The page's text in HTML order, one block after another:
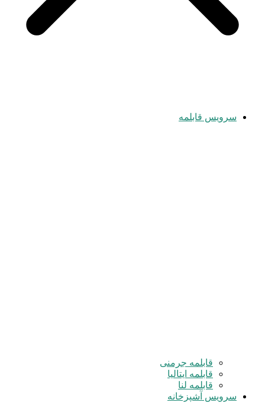
سرویس قابلمه
قابلمه جرمنی
قابلمه ایتالیا
قابلمه لنا
سرویس آشپزخانه